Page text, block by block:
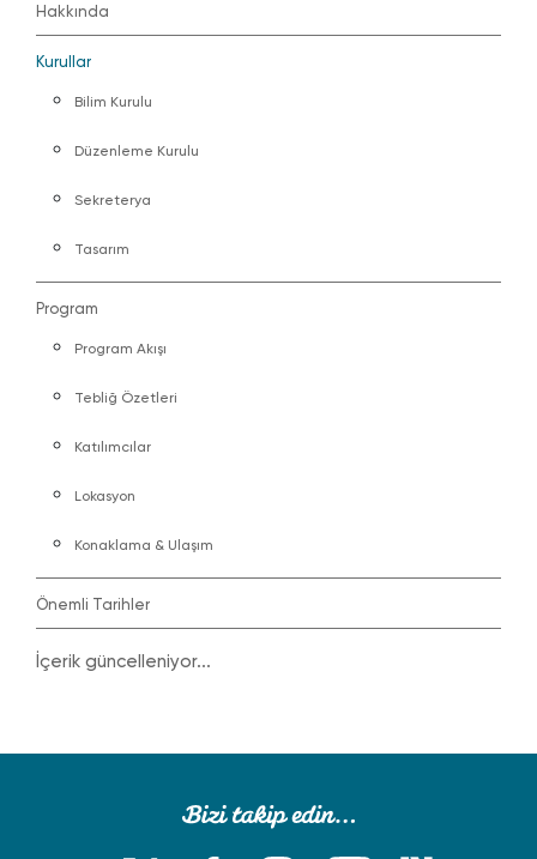
Hakkında
Kurullar
Bilim Kurulu
Düzenleme Kurulu
Sekreterya
Tasarım
Program
Program Akışı
Tebliğ Özetleri
Katılımcılar
Lokasyon
Konaklama & Ulaşım
Önemli Tarihler
İçerik güncelleniyor...